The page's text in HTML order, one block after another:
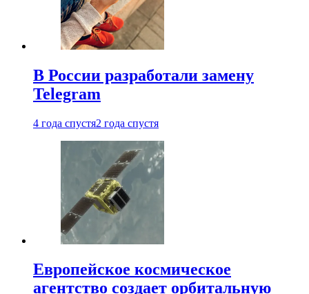
В России разработали замену
Telegram
4 года спустя2 года спустя
Европейское космическое
агентство создает орбитальную